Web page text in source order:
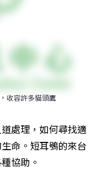
收容許多貓頭鷹
處理，如何尋找適
命。短耳鴞的來台
協助。